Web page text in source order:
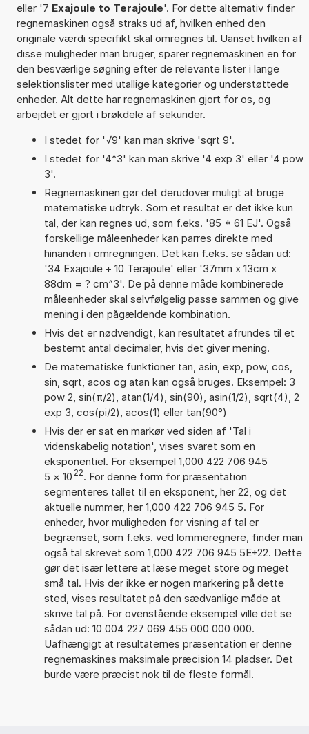
eller '7 Exajoule to Terajoule'. For dette alternativ finder
regnemaskinen også straks ud af, hvilken enhed den
originale værdi specifikt skal omregnes til. Uanset hvilken af
disse muligheder man bruger, sparer regnemaskinen en for
den besværlige søgning efter de relevante lister i lange
selektionslister med utallige kategorier og understøttede
enheder. Alt dette har regnemaskinen gjort for os, og
arbejdet er gjort i brøkdele af sekunder.
I stedet for '√9' kan man skrive 'sqrt 9'.
I stedet for '4^3' kan man skrive '4 exp 3' eller '4 pow
3'.
Regnemaskinen gør det derudover muligt at bruge
matematiske udtryk. Som et resultat er det ikke kun
tal, der kan regnes ud, som f.eks. '85 * 61 EJ'. Også
forskellige måleenheder kan parres direkte med
hinanden i omregningen. Det kan f.eks. se sådan ud:
'34 Exajoule + 10 Terajoule' eller '37mm x 13cm x
88dm = ? cm^3'. De på denne måde kombinerede
måleenheder skal selvfølgelig passe sammen og give
mening i den pågældende kombination.
Hvis det er nødvendigt, kan resultatet afrundes til et
bestemt antal decimaler, hvis det giver mening.
De matematiske funktioner tan, asin, exp, pow, cos,
sin, sqrt, acos og atan kan også bruges. Eksempel: 3
pow 2, sin(π/2), atan(1/4), sin(90), asin(1/2), sqrt(4), 2
exp 3, cos(pi/2), acos(1) eller tan(90°)
Hvis der er sat en markør ved siden af 'Tal i
videnskabelig notation', vises svaret som en
eksponentiel. For eksempel 1,000 422 706 945
5 × 10 22. For denne form for præsentation
segmenteres tallet til en eksponent, her 22, og det
aktuelle nummer, her 1,000 422 706 945 5. For
enheder, hvor muligheden for visning af tal er
begrænset, som f.eks. ved lommeregnere, finder man
også tal skrevet som 1,000 422 706 945 5E+22. Dette
gør det især lettere at læse meget store og meget
små tal. Hvis der ikke er nogen markering på dette
sted, vises resultatet på den sædvanlige måde at
skrive tal på. For ovenstående eksempel ville det se
sådan ud: 10 004 227 069 455 000 000 000.
Uafhængigt at resultaternes præsentation er denne
regnemaskines maksimale præcision 14 pladser. Det
burde være præcist nok til de fleste formål.